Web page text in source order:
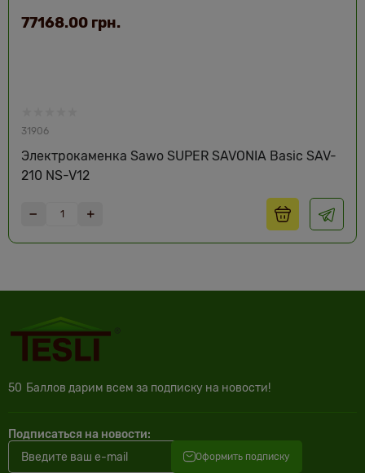
31906
Электрокаменка Sawo SUPER SAVONIA Basic SAV-
210 NS-V12
77168.00 грн.
50 Баллов дарим всем за подписку на новости!
Подписаться на новости:
Оформить подписку